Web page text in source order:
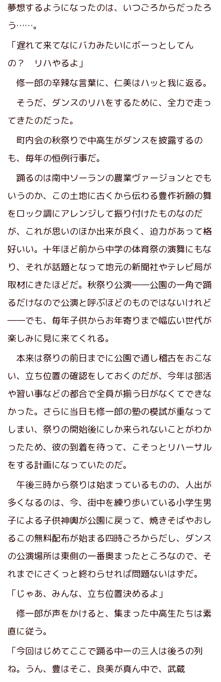
夢想するようになったのは、いつごろからだったろ
う……。
「遅れて来てなにバカみたいにボーっとしてん
の？ リハやるよ」
修一郎の辛辣な言葉に、仁美はハッと我に返る。
そうだ、ダンスのリハをするために、全力で走っ
てきたのだった。
町内会の秋祭りで中高生がダンスを披露するの
も、毎年の恒例行事だ。
踊るのは南中ソーランの農業ヴァージョンとでも
いうのか、この土地に古くから伝わる豊作祈願の舞
をロック調にアレンジして振り付けたものなのだ
が、これが思いのほか出来が良く、迫力があって格
好いい。十年ほど前から中学の体育祭の演舞にもな
り、それが話題となって地元の新聞社やテレビ局が
取材にきたほどだ。秋祭り公演――公園の一角で踊
るだけなので公演と呼ぶほどのものではないけれど
――でも、毎年子供からお年寄りまで幅広い世代が
楽しみに見に来てくれる。
本来は祭りの前日までに公園で通し稽古をおこな
い、立ち位置の確認をしておくのだが、今年は部活
や習い事などの都合で全員が揃う日がなくてできな
かった。さらに当日も修一郎の塾の模試が重なって
しまい、祭りの開始後にしか来られないことがわか
ったため、彼の到着を待って、こそっとリハーサル
をする計画になっていたのだ。
午後三時から祭りは始まっているものの、人出が
多くなるのは、今、街中を練り歩いている小学生男
子による子供神輿が公園に戻って、焼きそばやおし
るこの無料配布が始まる四時ごろからだし、ダンス
の公演場所は東側の一番奥まったところなので、そ
れまでにさくっと終わらせれば問題ないはずだ。
「じゃあ、みんな、立ち位置決めるよ」
修一郎が声をかけると、集まった中高生たちは素
直に従う。
「今回はじめてここで踊る中一の三人は後ろの列
ね。うん、豊はそこ、良美が真ん中で、武蔵